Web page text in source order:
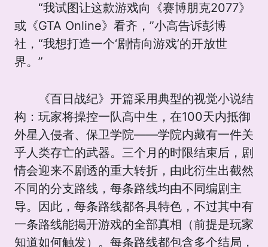
“我试图让这款游戏向《赛博朋克2077》
或《GTA Online》看齐，”小高告诉彭博
社，“我想打造一个‘剧情向游戏’的开放世
界。”
《百日战纪》开篇采用典型的视觉小说结
构：玩家将操控一队高中生，在100天内抵御
外星入侵者、保卫学院——学院内藏有一件关
乎人类存亡的武器。三个月的时限结束后，剧
情会迎来不剧透的重大转折，由此衍生出截然
不同的分支路线，每条路线均由不同编剧主
导。因此，每条路线都各具特色，不过其中有
一条路线能揭开游戏的全部真相（前提是玩家
知道如何触发）。每条路线都包含多个结局，